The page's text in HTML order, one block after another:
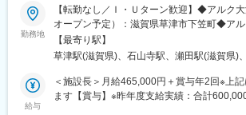
がり、結果として福祉用具を利用する方の
のある仕事です。
◎身につく福祉用具・介護業界の知識は、今
パーソナルスキルに繋がります。
◎当社の営業職は「人として、人のために
す。「社会に貢献する仕事に就きたい」と
ています。
勤務地
【転勤なし／Ｉ・Ｕターン歓迎】◆アルク
オープン予定）：滋賀県草津市下笠町◆アル
2月オープン予定）：滋賀県大津市稲津1丁
（2027年2月オープン予定）：奈良県奈良
字南川◆アルク厚木妻田（2027年3月オー
厚木市妻田西1丁目※新規施設のため詳細住
【最寄り駅】
草津駅(滋賀県)、石山寺駅、瀬田駅(滋賀県)
給与
＜施設長＞月給465,000円＋賞与年2回※上
ます【賞与】※昨年度支給実績：合計